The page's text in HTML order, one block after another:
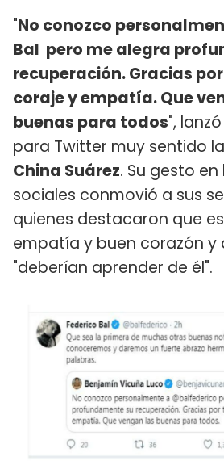
"No conozco
Bal pero me alegra
recuperación. Gracias
coraje y empatía. Que
buenas para todos",
para Twitter muy sentido
China Suárez. Su gesto
sociales conmovió a sus
quienes destacaron que
empatía y buen corazón y
"deberían aprender de él".